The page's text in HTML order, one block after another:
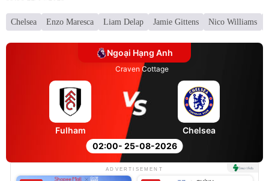
Chelsea Enzo Maresca Liam Delap Jamie Gittens Nico Williams
Ngoại Hạng Anh
Craven Cottage
02:00- 25-08-2026
Fulham Chelsea
ADVERTISEMENT